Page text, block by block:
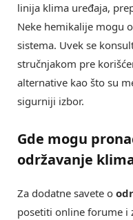
linija klima uređaja,
Neke hemikalije mogu
sistema. Uvek se
stručnjakom pre
alternative kao što su
sigurniji izbor.
Gde mogu
održavanje
Za dodatne savete o
posetiti online forume i